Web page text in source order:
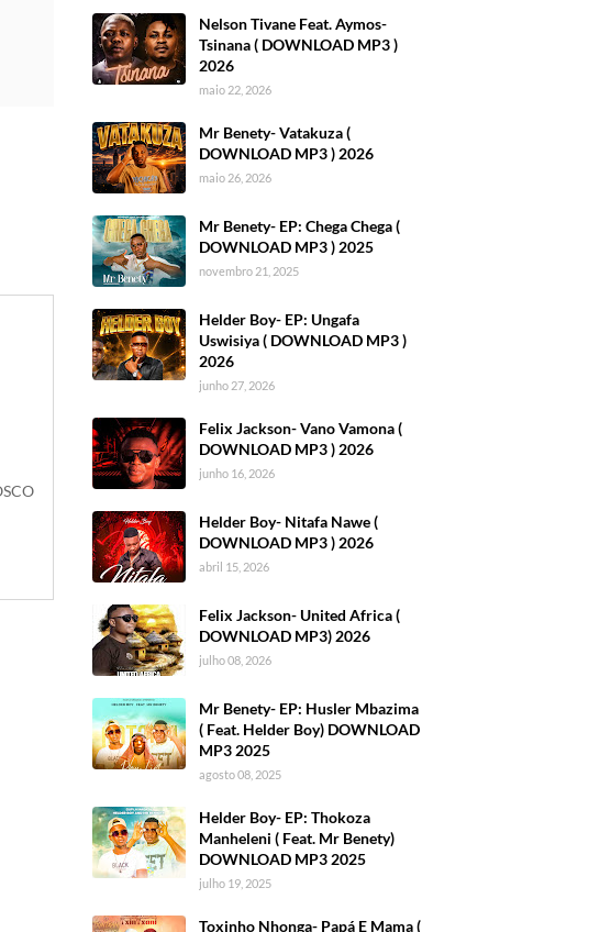
Nelson Tivane Feat. Aymos-
Tsinana ( DOWNLOAD MP3 )
2026
maio 22, 2026
Mr Benety- Vatakuza (
DOWNLOAD MP3 ) 2026
maio 26, 2026
Mr Benety- EP: Chega Chega (
DOWNLOAD MP3 ) 2025
novembro 21, 2025
Helder Boy- EP: Ungafa
Uswisiya ( DOWNLOAD MP3 )
2026
junho 27, 2026
Felix Jackson- Vano Vamona (
DOWNLOAD MP3 ) 2026
junho 16, 2026
Helder Boy- Nitafa Nawe (
DOWNLOAD MP3 ) 2026
abril 15, 2026
Felix Jackson- United Africa (
DOWNLOAD MP3) 2026
julho 08, 2026
Mr Benety- EP: Husler Mbazima
( Feat. Helder Boy) DOWNLOAD
MP3 2025
agosto 08, 2025
Helder Boy- EP: Thokoza
Manheleni ( Feat. Mr Benety)
DOWNLOAD MP3 2025
julho 19, 2025
Toxinho Nhonga- Papá E Mama (